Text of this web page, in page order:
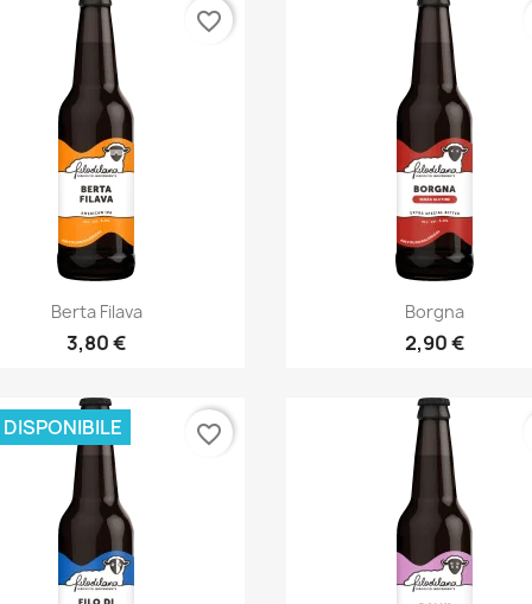
Anteprima
Berta Filava
3,80 €
favorite_border
Anteprima
Borgna
2,90 €
favorite_border